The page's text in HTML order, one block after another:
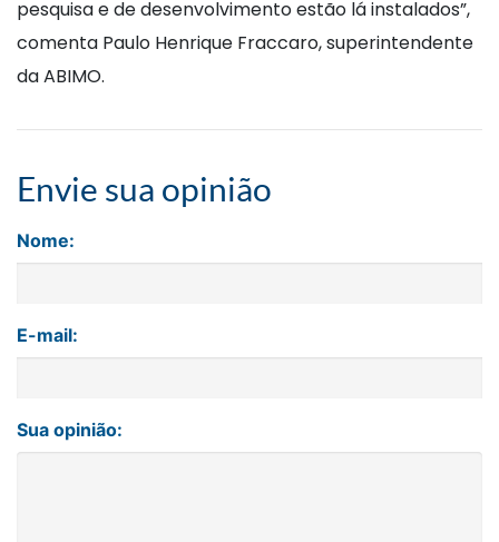
pesquisa e de desenvolvimento estão lá instalados”,
comenta Paulo Henrique Fraccaro, superintendente
da ABIMO.
Envie sua opinião
Nome:
E-mail:
Sua opinião: